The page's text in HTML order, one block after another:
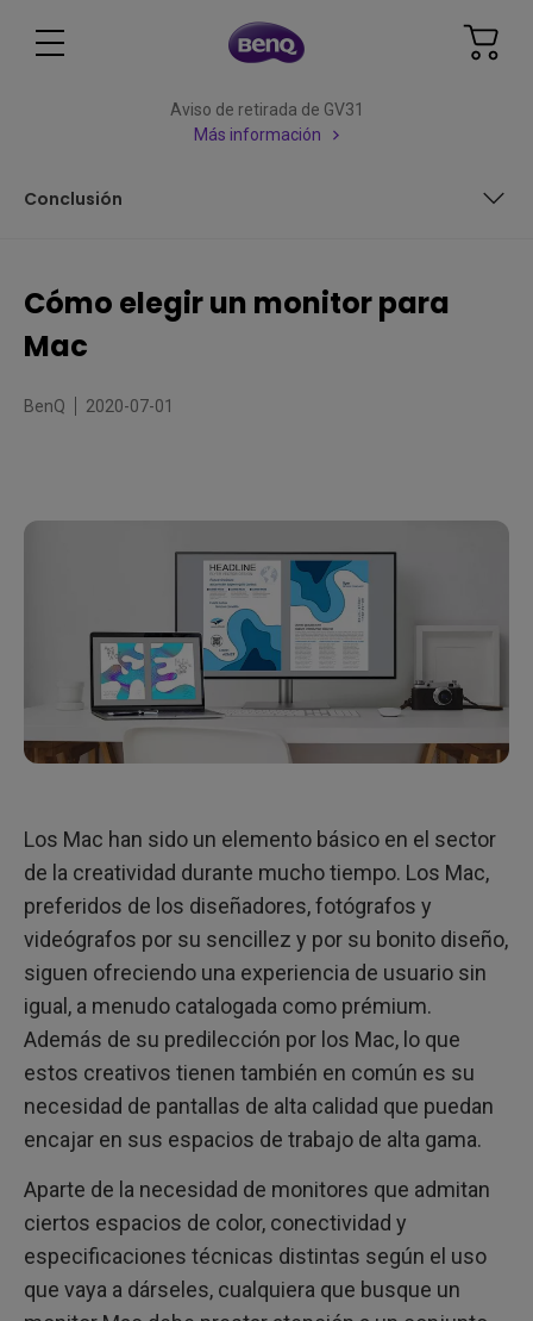
Aviso de retirada de GV31
Más información
Conclusión
Un bonito panel
Cómo elegir un monitor para
Mac
BenQ 2020-07-01
Los Mac han sido un elemento básico en el sector
de la creatividad durante mucho tiempo. Los Mac,
preferidos de los diseñadores, fotógrafos y
videógrafos por su sencillez y por su bonito diseño,
siguen ofreciendo una experiencia de usuario sin
igual, a menudo catalogada como prémium.
Además de su predilección por los Mac, lo que
estos creativos tienen también en común es su
necesidad de pantallas de alta calidad que puedan
encajar en sus espacios de trabajo de alta gama.
Aparte de la necesidad de monitores que admitan
ciertos espacios de color, conectividad y
especificaciones técnicas distintas según el uso
que vaya a dárseles, cualquiera que busque un